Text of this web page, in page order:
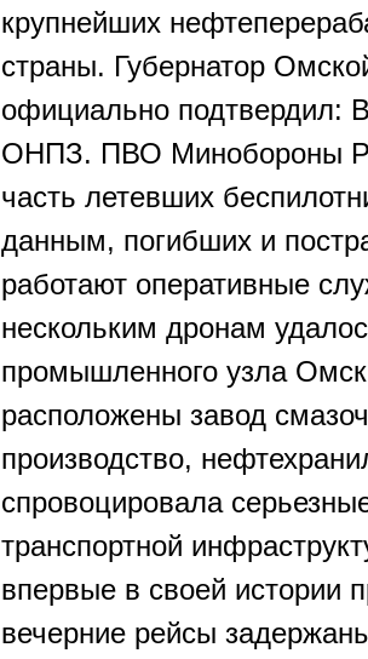
крупнейших
страны. Губернатор
официально подтвердил:
ОНПЗ. ПВО Минобороны
часть летевших
данным, погибших и
работают оперативные
нескольким дронам
промышленного узла
расположены завод
производство,
спровоцировала
транспортной
впервые в своей истории
вечерние рейсы